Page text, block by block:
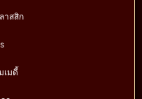
าสสิก
เมดี้